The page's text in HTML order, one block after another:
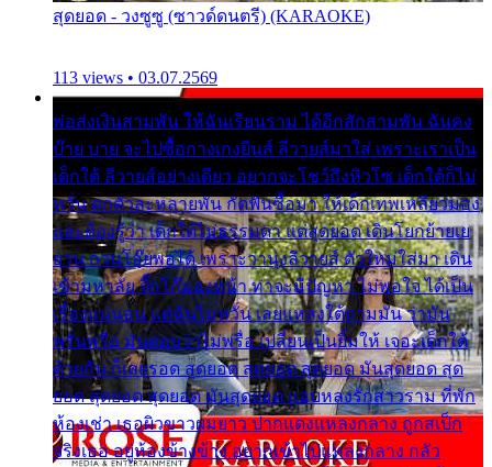
สุดยอด - วงซูซู (ซาวด์ดนตรี) (KARAOKE)
113 views • 03.07.2569
พ่อส่งเงินสามพัน ให้ฉันเรียนราม ได้อีกสักสามพัน ฉันคง
บ๊าย บาย จะไปซื้อกางเกงยีนส์ ลีวายส์มาใส่ เพราะเราเป็น
เด็กใต้ ลีวายส์อย่างเดียว อยากจะโชว์ถึงหิวโซ เด็กใต้ก็ไม่
หวั่น ตกตัวละหลายพัน กัดฟันซื้อมา ให้เด็กเทพเหลียวมอง
และต้องรู้ว่า เด็กใต้ไม่ธรรมดา แต่สุดยอด เดินโยกย้ายเย
ยวน กวนโอ๊ยพอได้ เพราะว่านุ่งลีวายส์ ตัวใหม่ใส่มา เดิน
เข้ามหาลัย จิ๊กโก๊มองหน้า ท่าจะมีปัญหา ไม่พอใจ ได้เป็น
เรื่องแน่นอน แต่ฉันไม่หวั่น เลยแหลงใต้ถามมัน ว่ามัน
พรั่นพรือ มันตอบว่าไม่พรื่อ เปลี่ยนเป็นยิ้มให้ เจอะเด็กใต้
ด้วยกัน ก็เลยรอด สุดยอด สุดยอด สุดยอด มันสุดยอด สุด
ยอด สุดยอด สุดยอด มันสุดยอด แอบหลงรักสาวราม ที่พัก
ห้องเช่า เธอผิวขาวผมยาว ปากแดงแหลงกลาง ถูกสเป็ก
จริงเธอ อยู่ห้องข้างข้าง อยากเข้าไปแหลงกลาง กลัว